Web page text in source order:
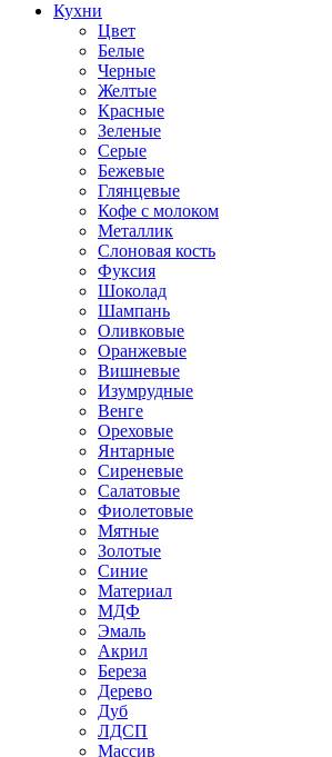
Кухни
Цвет
Белые
Черные
Желтые
Красные
Зеленые
Серые
Бежевые
Глянцевые
Кофе с молоком
Металлик
Слоновая кость
Фуксия
Шоколад
Шампань
Оливковые
Оранжевые
Вишневые
Изумрудные
Венге
Ореховые
Янтарные
Сиреневые
Салатовые
Фиолетовые
Мятные
Золотые
Синие
Материал
МДФ
Эмаль
Акрил
Береза
Дерево
Дуб
ЛДСП
Массив